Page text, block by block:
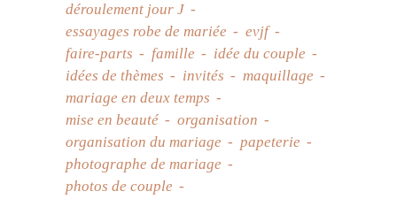
déroulement jour J
essayages robe de mariée
evjf
faire-parts
famille
idée du couple
idées de thèmes
invités
maquillage
mariage en deux temps
mise en beauté
organisation
organisation du mariage
papeterie
photographe de mariage
photos de couple